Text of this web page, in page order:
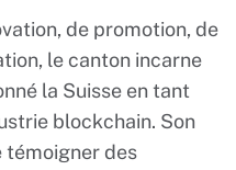
de promotion, de
le canton incarne
la Suisse en tant
blockchain. Son
témoigner des